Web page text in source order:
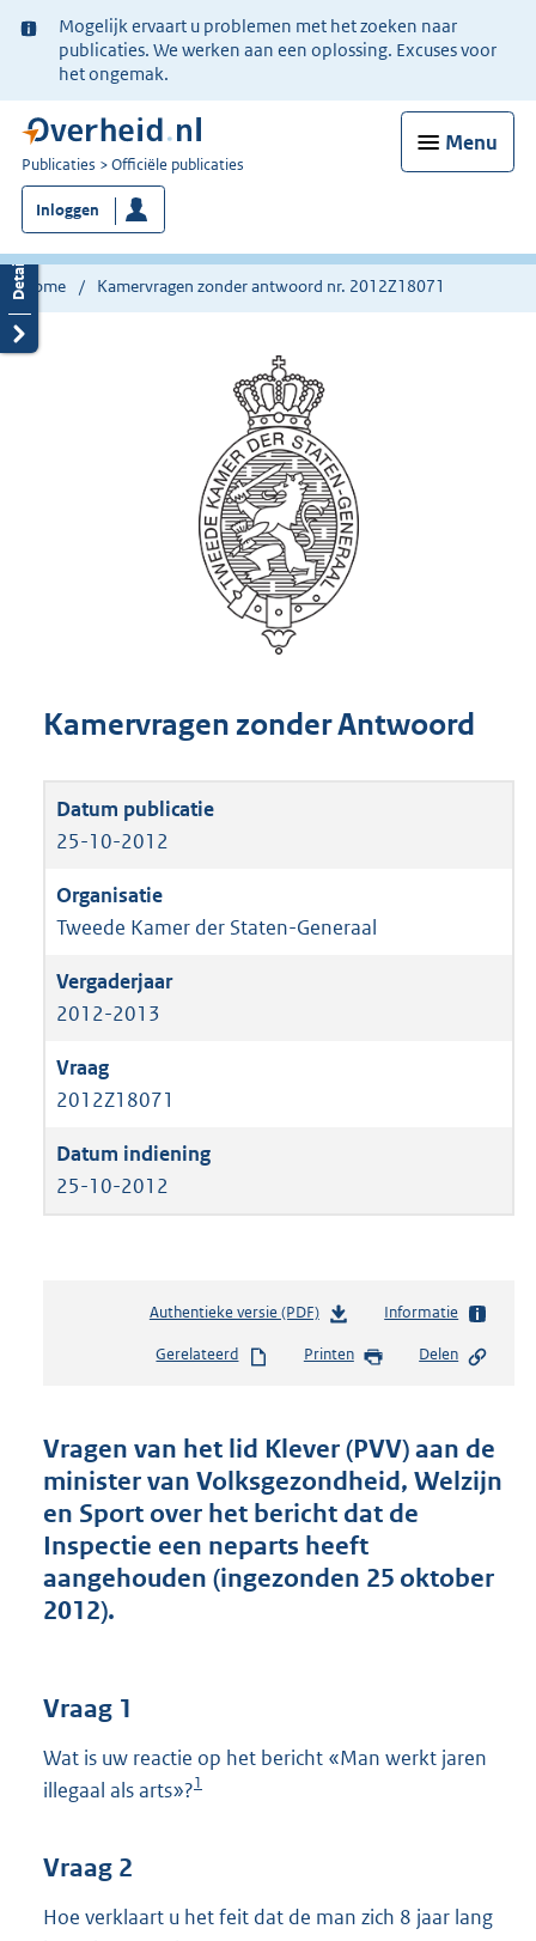
Ter
informatie:
Mogelijk ervaart u problemen met het zoeken naar
publicaties. We werken aan een oplossing. Excuses voor
het ongemak.
Menu
U
bent
nu
hier:
Publicaties Officiële publicaties
Inloggen
Home Kamervragen zonder antwoord nr. 2012Z18071
Kamervragen zonder Antwoord
25-10-2012
Tweede Kamer der Staten-Generaal
2012-2013
2012Z18071
25-10-2012
Authentieke versie (PDF)b
s
d
s
g
r
o
o
K
Informatie
Gerelateerd Printen Delen
Vragen van het lid Klever (PVV) aan de
minister van Volksgezondheid, Welzijn
en Sport over het bericht dat de
Inspectie een neparts heeft
aangehouden (ingezonden 25 oktober
2012).
Vraag 1
Wat is uw reactie op het bericht «Man werkt jaren
illegaal als arts»?1
Vraag 2
Hoe verklaart u het feit dat de man zich 8 jaar lang